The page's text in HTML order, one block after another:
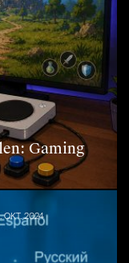
Gaming
OKT. 2024